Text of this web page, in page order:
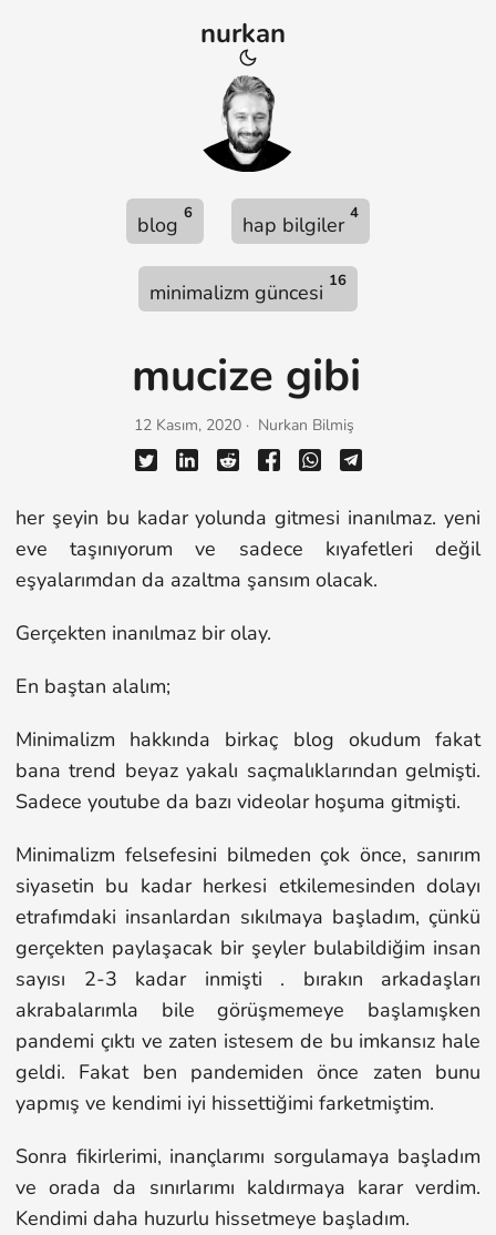
nurkan
blog 6 hap bilgiler 4
minimalizm güncesi 16
mucize gibi
12 Kasım, 2020 · Nurkan Bilmiş
her şeyin bu kadar yolunda gitmesi inanılmaz. yeni
eve taşınıyorum ve sadece kıyafetleri değil
eşyalarımdan da azaltma şansım olacak.
Gerçekten inanılmaz bir olay.
En baştan alalım;
Minimalizm hakkında birkaç blog okudum fakat
bana trend beyaz yakalı saçmalıklarından gelmişti.
Sadece youtube da bazı videolar hoşuma gitmişti.
Minimalizm felsefesini bilmeden çok önce, sanırım
siyasetin bu kadar herkesi etkilemesinden dolayı
etrafımdaki insanlardan sıkılmaya başladım, çünkü
gerçekten paylaşacak bir şeyler bulabildiğim insan
sayısı 2-3 kadar inmişti . bırakın arkadaşları
akrabalarımla bile görüşmemeye başlamışken
pandemi çıktı ve zaten istesem de bu imkansız hale
geldi. Fakat ben pandemiden önce zaten bunu
yapmış ve kendimi iyi hissettiğimi farketmiştim.
Sonra fikirlerimi, inançlarımı sorgulamaya başladım
ve orada da sınırlarımı kaldırmaya karar verdim.
Kendimi daha huzurlu hissetmeye başladım.